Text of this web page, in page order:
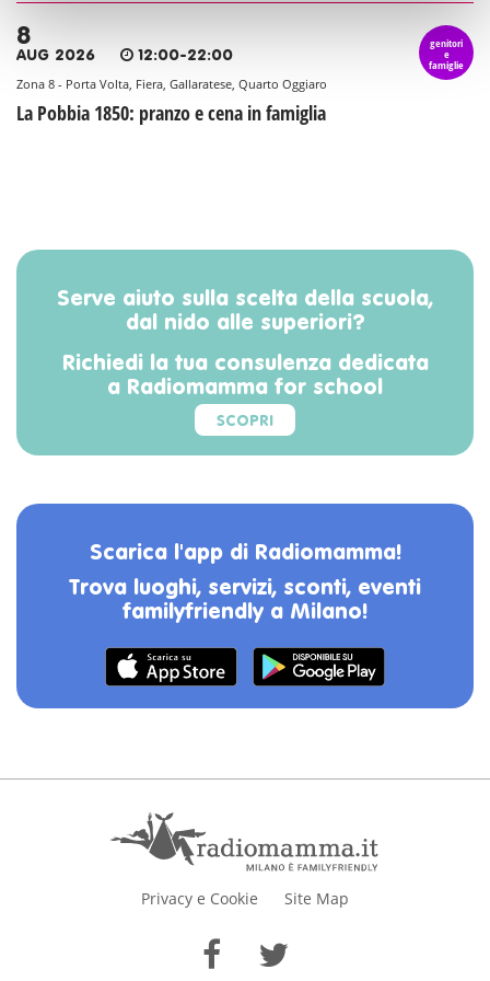
8
AUG 2026 12:00-22:00
Zona 8 - Porta Volta, Fiera, Gallaratese, Quarto Oggiaro
La Pobbia 1850: pranzo e cena in famiglia
genitori
e
famiglie
Serve aiuto sulla scelta della scuola,
dal nido alle superiori?
Richiedi la tua consulenza dedicata
a Radiomamma for school
SCOPRI
Scarica l'app di Radiomamma!
Trova luoghi, servizi, sconti, eventi
familyfriendly a Milano!
Privacy e Cookie Site Map